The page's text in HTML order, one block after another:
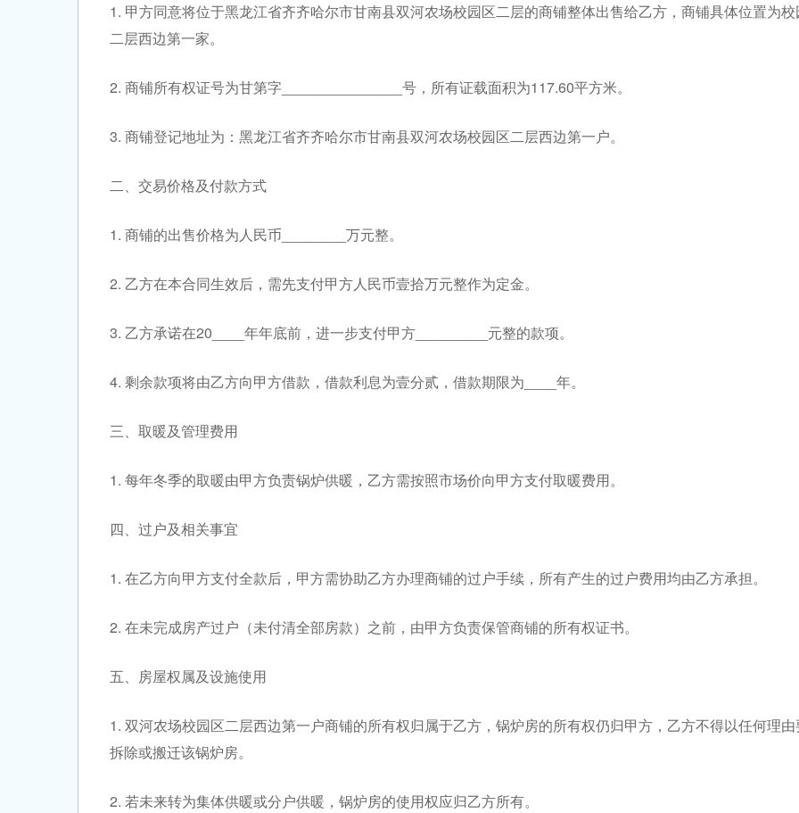
1. 甲方同意将位于黑龙江省齐齐哈尔市甘南县双河农场校园区二层的商铺整体出售给乙方，商铺具体位置为
二层西边第一家。
2. 商铺所有权证号为甘第字_______________号，所有证载面积为117.60平方米。
3. 商铺登记地址为：黑龙江省齐齐哈尔市甘南县双河农场校园区二层西边第一户。
二、交易价格及付款方式
1. 商铺的出售价格为人民币________万元整。
2. 乙方在本合同生效后，需先支付甲方人民币壹拾万元整作为定金。
3. 乙方承诺在20____年年底前，进一步支付甲方_________元整的款项。
4. 剩余款项将由乙方向甲方借款，借款利息为壹分贰，借款期限为____年。
三、取暖及管理费用
1. 每年冬季的取暖由甲方负责锅炉供暖，乙方需按照市场价向甲方支付取暖费用。
四、过户及相关事宜
1. 在乙方向甲方支付全款后，甲方需协助乙方办理商铺的过户手续，所有产生的过户费用均由乙方承担。
2. 在未完成房产过户（未付清全部房款）之前，由甲方负责保管商铺的所有权证书。
五、房屋权属及设施使用
1. 双河农场校园区二层西边第一户商铺的所有权归属于乙方，锅炉房的所有权仍归甲方，乙方不得以任何理
拆除或搬迁该锅炉房。
2. 若未来转为集体供暖或分户供暖，锅炉房的使用权应归乙方所有。